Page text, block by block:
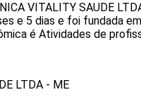
VITALITY SAUDE
e 5 dias e foi fundada
é Atividades de
LTDA - ME